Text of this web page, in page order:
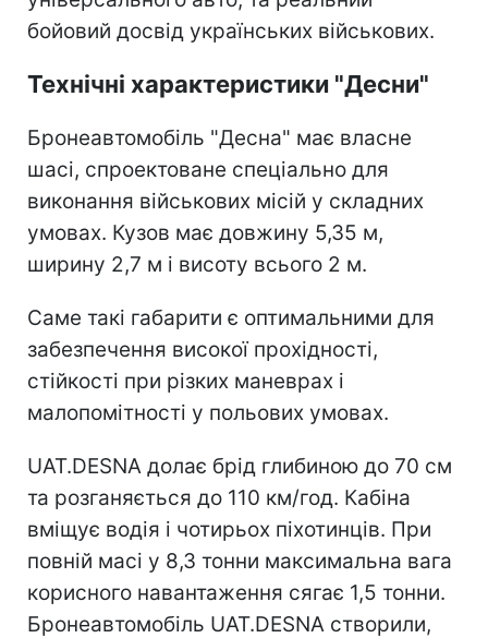
бойовий досвід українських військових.
Технічні характеристики "Десни"
Бронеавтомобіль "Десна" має власне
шасі, спроектоване спеціально для
виконання військових місій у складних
умовах. Кузов має довжину 5,35 м,
ширину 2,7 м і висоту всього 2 м.
Саме такі габарити є оптимальними для
забезпечення високої прохідності,
стійкості при різких маневрах і
малопомітності у польових умовах.
UAT.DESNA долає брід глибиною до 70 см
та розганяється до 110 км/год. Кабіна
вміщує водія і чотирьох піхотинців. При
повній масі у 8,3 тонни максимальна вага
корисного навантаження сягає 1,5 тонни.
Бронеавтомобіль UAT.DESNA створили,